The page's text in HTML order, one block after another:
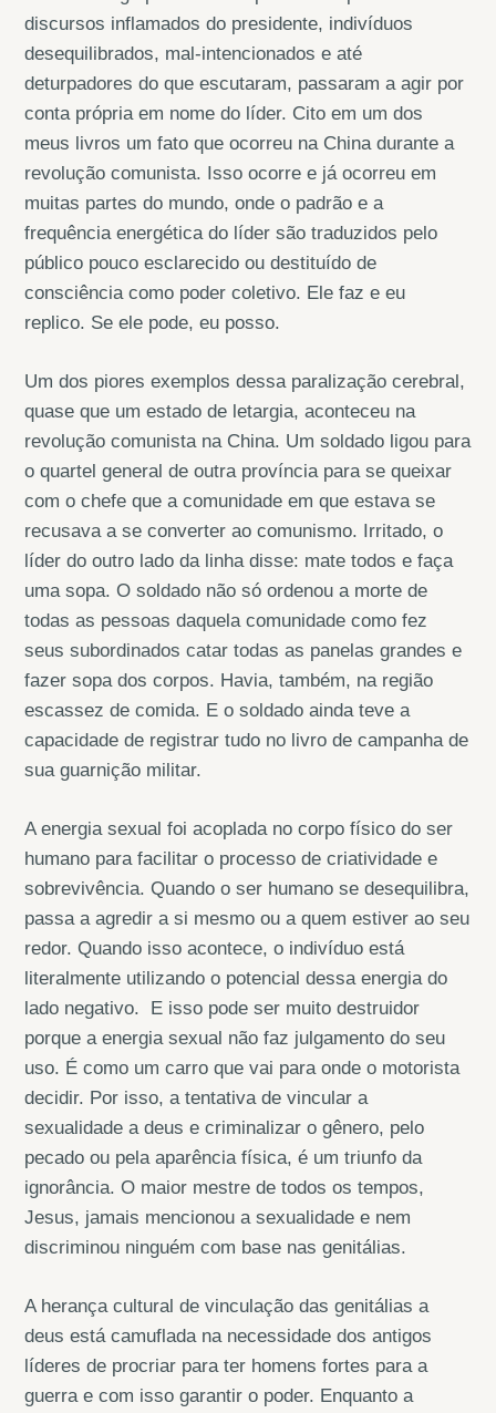
discursos inflamados do presidente, indivíduos
desequilibrados, mal-intencionados e até
deturpadores do que escutaram, passaram a agir por
conta própria em nome do líder. Cito em um dos
meus livros um fato que ocorreu na China durante a
revolução comunista. Isso ocorre e já ocorreu em
muitas partes do mundo, onde o padrão e a
frequência energética do líder são traduzidos pelo
público pouco esclarecido ou destituído de
consciência como poder coletivo. Ele faz e eu
replico. Se ele pode, eu posso.
Um dos piores exemplos dessa paralização cerebral,
quase que um estado de letargia, aconteceu na
revolução comunista na China. Um soldado ligou para
o quartel general de outra província para se queixar
com o chefe que a comunidade em que estava se
recusava a se converter ao comunismo. Irritado, o
líder do outro lado da linha disse: mate todos e faça
uma sopa. O soldado não só ordenou a morte de
todas as pessoas daquela comunidade como fez
seus subordinados catar todas as panelas grandes e
fazer sopa dos corpos. Havia, também, na região
escassez de comida. E o soldado ainda teve a
capacidade de registrar tudo no livro de campanha de
sua guarnição militar.
A energia sexual foi acoplada no corpo físico do ser
humano para facilitar o processo de criatividade e
sobrevivência. Quando o ser humano se desequilibra,
passa a agredir a si mesmo ou a quem estiver ao seu
redor. Quando isso acontece, o indivíduo está
literalmente utilizando o potencial dessa energia do
lado negativo. E isso pode ser muito destruidor
porque a energia sexual não faz julgamento do seu
uso. É como um carro que vai para onde o motorista
decidir. Por isso, a tentativa de vincular a
sexualidade a deus e criminalizar o gênero, pelo
pecado ou pela aparência física, é um triunfo da
ignorância. O maior mestre de todos os tempos,
Jesus, jamais mencionou a sexualidade e nem
discriminou ninguém com base nas genitálias.
A herança cultural de vinculação das genitálias a
deus está camuflada na necessidade dos antigos
líderes de procriar para ter homens fortes para a
guerra e com isso garantir o poder. Enquanto a